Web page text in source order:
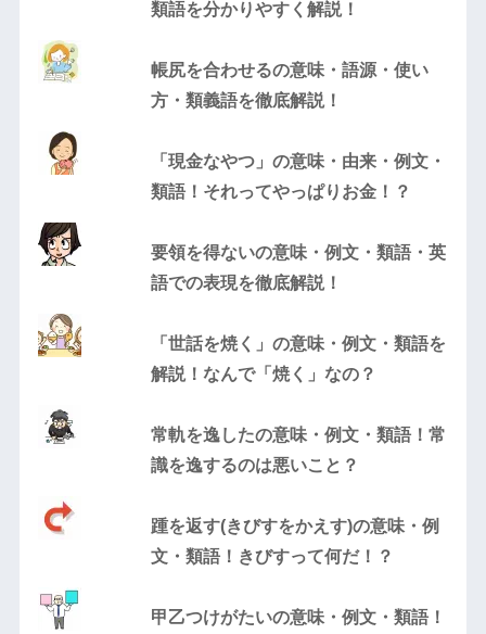
類語を分かりやすく解説！
帳尻を合わせるの意味・語源・使い
方・類義語を徹底解説！
「現金なやつ」の意味・由来・例文・
類語！それってやっぱりお金！？
要領を得ないの意味・例文・類語・英
語での表現を徹底解説！
「世話を焼く」の意味・例文・類語を
解説！なんで「焼く」なの？
常軌を逸したの意味・例文・類語！常
識を逸するのは悪いこと？
踵を返す(きびすをかえす)の意味・例
文・類語！きびすって何だ！？
甲乙つけがたいの意味・例文・類語！